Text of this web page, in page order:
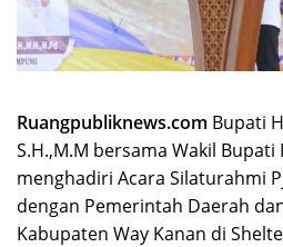
Ruangpubliknews.com Bupati
S.H.,M.M bersama Wakil Bupati
menghadiri Acara Silaturahmi
dengan Pemerintah Daerah
Kabupaten Way Kanan di